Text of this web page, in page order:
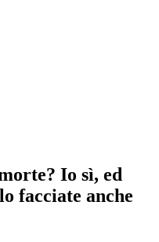
Io sì, ed
facciate anche